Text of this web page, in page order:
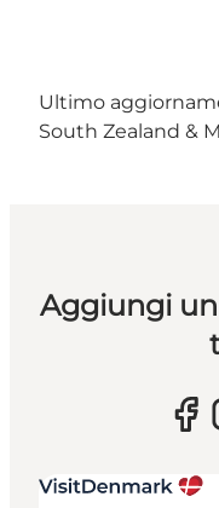
Ultimo
South Zealand &
Aggiungi un